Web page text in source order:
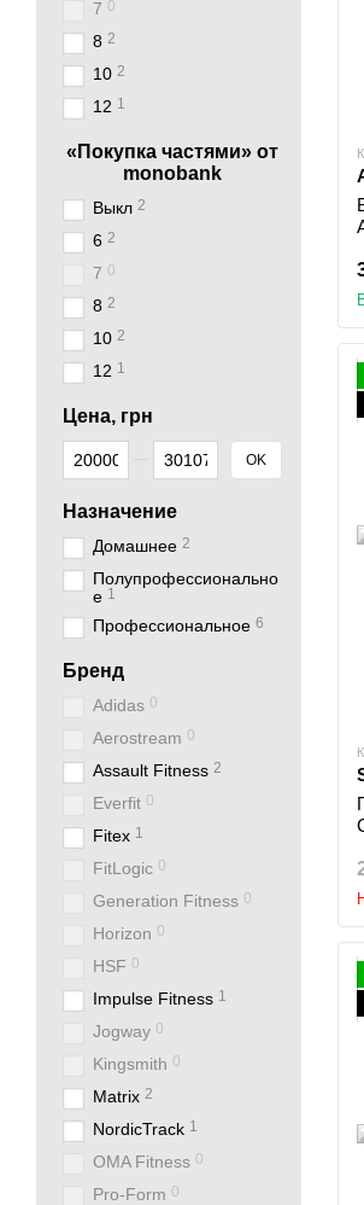
7 0
8 2
10 2
12 1
«Покупка частями» от
monobank
Выкл 2
6 2
7 0
8 2
10 2
12 1
Цена, грн
От Цена, грн
До Цена, грн
OK
Назначение
Домашнее 2
Полупрофессионально
е 1
Профессиональное 6
Бренд
Adidas 0
Aerostream 0
Assault Fitness 2
Everfit 0
Fitex 1
FitLogic 0
Generation Fitness 0
Horizon 0
HSF 0
Impulse Fitness 1
Jogway 0
Kingsmith 0
Matrix 2
NordicTrack 1
OMA Fitness 0
Pro-Form 0